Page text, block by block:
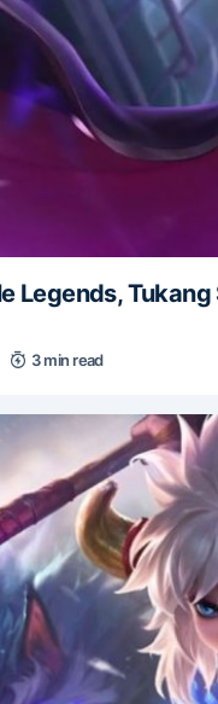
Legends,
3 min read